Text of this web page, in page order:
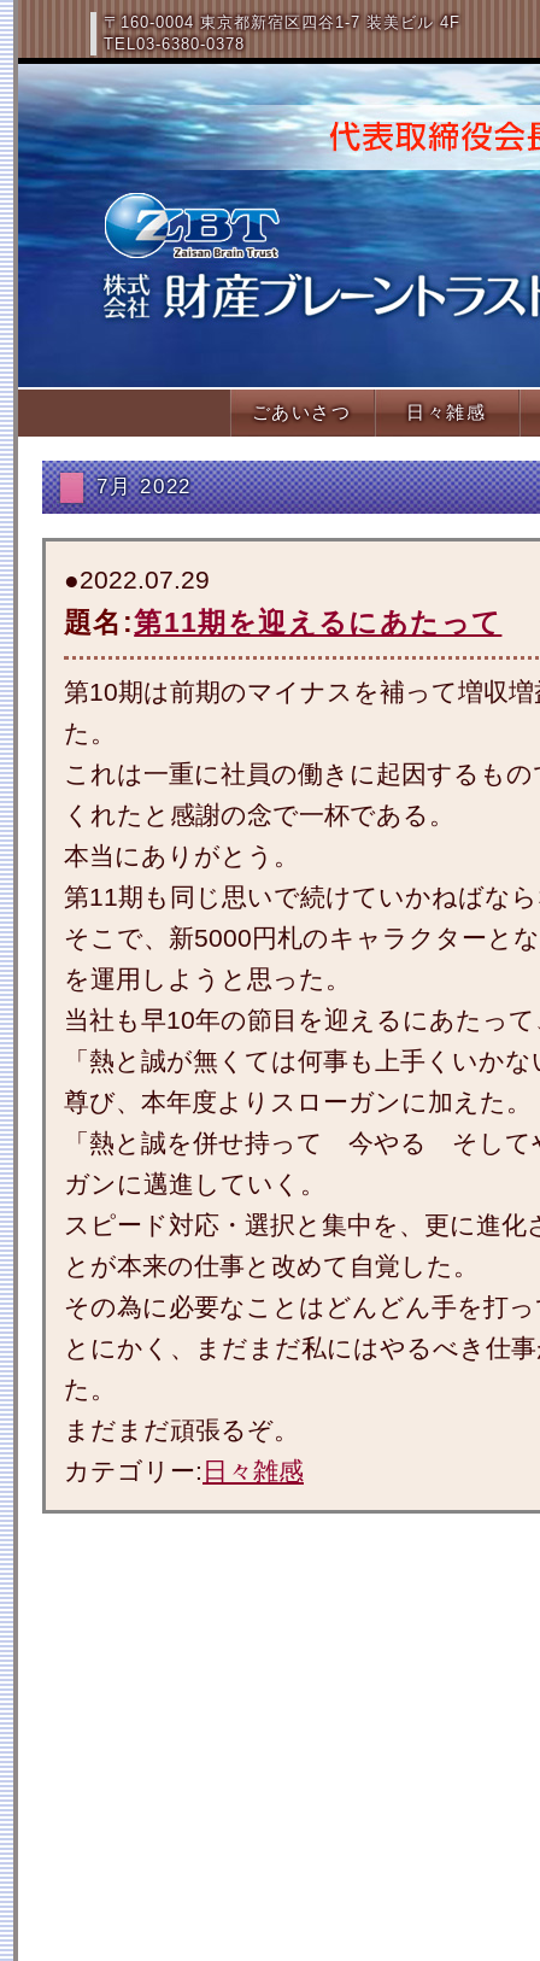
〒160-0004 東京都新宿区四谷1-7 装美ビル 4F
TEL03-6380-0378
ごあいさつ 日々雑感
7月 2022
●2022.07.29
題名:第11期を迎えるにあたって
第10期は前期のマイナスを補って増収
た。
これは一重に社員の働きに起因するも
くれたと感謝の念で一杯である。
本当にありがとう。
第11期も同じ思いで続けていかねばな
そこで、新5000円札のキャラクターと
を運用しようと思った。
当社も早10年の節目を迎えるにあたっ
「熱と誠が無くては何事も上手くいか
尊び、本年度よりスローガンに加えた。
「熱と誠を併せ持って 今やる そして
ガンに邁進していく。
スピード対応・選択と集中を、更に進
とが本来の仕事と改めて自覚した。
その為に必要なことはどんどん手を打
とにかく、まだまだ私にはやるべき仕
た。
まだまだ頑張るぞ。
カテゴリー: 日々雑感